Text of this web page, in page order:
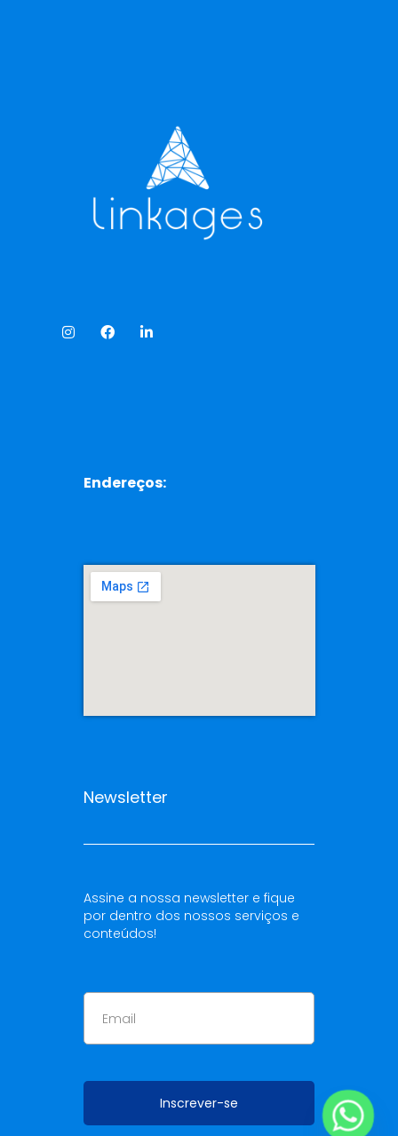
Endereços:
Newsletter
Assine a nossa newsletter e fique
por dentro dos nossos serviços e
conteúdos!
Inscrever-se